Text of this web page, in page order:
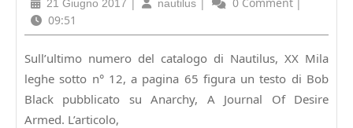
abolizione
del
21 Giugno 2017
2017
nautilus
09:51
Sull’ultimo numero del catalogo di Nautilus, XX Mila
leghe sotto n° 12, a pagina 65 figura un testo di Bob
Black pubblicato su Anarchy, A Journal Of Desire
Armed. L’articolo,